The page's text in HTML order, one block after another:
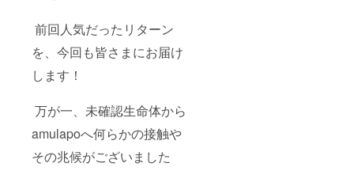
前回人気だったリターン
を、今回も皆さまにお届け
します！
万が一、未確認生命体から
amulapoへ何らかの接触や
その兆候がございました